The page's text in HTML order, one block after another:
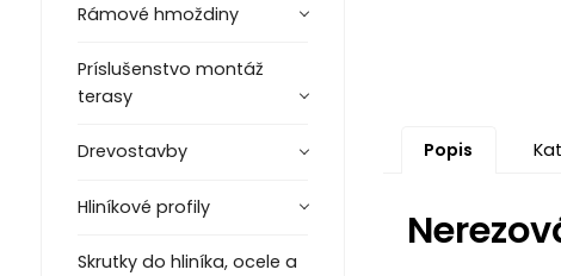
Rámové hmoždiny
Príslušenstvo montáž
terasy
Drevostavby
Hliníkové profily
Skrutky do hliníka, ocele a
Popis